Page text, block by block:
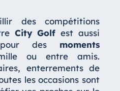
des compétitions
City Golf est aussi
pour des moments
ou entre amis.
enterrements de
les occasions sont